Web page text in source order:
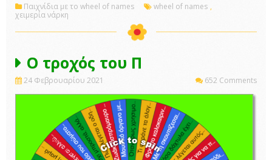
Παιχνίδια με το wheel of names wheel of names ,
χειμερία νάρκη
Ο τροχός του Π
24 Φεβρουαρίου 2021 652 Comments